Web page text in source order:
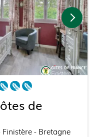
de
Finistère - Bretagne